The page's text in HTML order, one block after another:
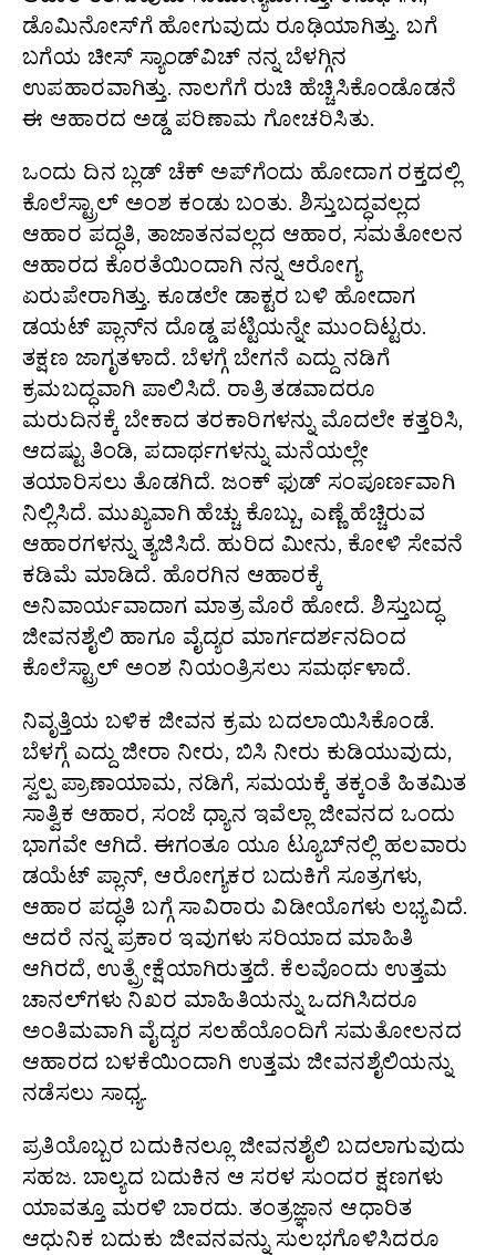
ಡೊಮಿನೋಸ್‌ಗೆ ಹೋಗುವುದು ರೂಢಿಯಾಗಿತ್ತು. ಬಗೆ
ಬಗೆಯ ಚೀಸ್ ಸ್ಯಾಂಡ್‌ವಿಚ್ ನನ್ನ ಬೆಳಗ್ಗಿನ
ಉಪಹಾರವಾಗಿತ್ತು. ನಾಲಗೆಗೆ ರುಚಿ ಹೆಚ್ಚಿಸಿಕೊಂಡೊಡನೆ
ಈ ಆಹಾರದ ಅಡ್ಡ ಪರಿಣಾಮ ಗೋಚರಿಸಿತು.
ಒಂದು ದಿನ ಬ್ಲಡ್ ಚೆಕ್ ಅಪ್‌ಗೆಂದು ಹೋದಾಗ ರಕ್ತದಲ್ಲಿ
ಕೊಲೆಸ್ಟ್ರಾಲ್ ಅಂಶ ಕಂಡು ಬಂತು. ಶಿಸ್ತುಬದ್ಧವಲ್ಲದ
ಆಹಾರ ಪದ್ಧತಿ, ತಾಜಾತನವಲ್ಲದ ಆಹಾರ, ಸಮತೋಲನ
ಆಹಾರದ ಕೊರತೆಯಿಂದಾಗಿ ನನ್ನ ಆರೋಗ್ಯ
ಏರುಪೇರಾಗಿತ್ತು. ಕೂಡಲೇ ಡಾಕ್ಟರ ಬಳಿ ಹೋದಾಗ
ಡಯಟ್ ಪ್ಲಾನ್‌ನ ದೊಡ್ಡ ಪಟ್ಟಿಯನ್ನೇ ಮುಂದಿಟ್ಟರು.
ತಕ್ಷಣ ಜಾಗೃತಳಾದೆ. ಬೆಳಗ್ಗೆ ಬೇಗನೆ ಎದ್ದು ನಡಿಗೆ
ಕ್ರಮಬದ್ಧವಾಗಿ ಪಾಲಿಸಿದೆ. ರಾತ್ರಿ ತಡವಾದರೂ
ಮರುದಿನಕ್ಕೆ ಬೇಕಾದ ತರಕಾರಿಗಳನ್ನು ಮೊದಲೇ ಕತ್ತರಿಸಿ,
ಆದಷ್ಟು ತಿಂಡಿ, ಪದಾರ್ಥಗಳನ್ನು ಮನೆಯಲ್ಲೇ
ತಯಾರಿಸಲು ತೊಡಗಿದೆ. ಜಂಕ್ ಫುಡ್ ಸಂಪೂರ್ಣವಾಗಿ
ನಿಲ್ಲಿಸಿದೆ. ಮುಖ್ಯವಾಗಿ ಹೆಚ್ಚು ಕೊಬ್ಬು, ಎಣ್ಣೆ ಹೆಚ್ಚಿರುವ
ಆಹಾರಗಳನ್ನು ತ್ಯಜಿಸಿದೆ. ಹುರಿದ ಮೀನು, ಕೋಳಿ ಸೇವನೆ
ಕಡಿಮೆ ಮಾಡಿದೆ. ಹೊರಗಿನ ಆಹಾರಕ್ಕೆ
ಅನಿವಾರ್ಯವಾದಾಗ ಮಾತ್ರ ಮೊರೆ ಹೋದೆ. ಶಿಸ್ತುಬದ್ಧ
ಜೀವನಶೈಲಿ ಹಾಗೂ ವೈದ್ಯರ ಮಾರ್ಗದರ್ಶನದಿಂದ
ಕೊಲೆಸ್ಟ್ರಾಲ್ ಅಂಶ ನಿಯಂತ್ರಿಸಲು ಸಮರ್ಥಳಾದೆ.
ನಿವೃತ್ತಿಯ ಬಳಿಕ ಜೀವನ ಕ್ರಮ ಬದಲಾಯಿಸಿಕೊಂಡೆ.
ಬೆಳಗ್ಗೆ ಎದ್ದು ಜೀರಾ ನೀರು, ಬಿಸಿ ನೀರು ಕುಡಿಯುವುದು,
ಸ್ವಲ್ಪ ಪ್ರಾಣಾಯಾಮ, ನಡಿಗೆ, ಸಮಯಕ್ಕೆ ತಕ್ಕಂತೆ ಹಿತಮಿತ
ಸಾತ್ವಿಕ ಆಹಾರ, ಸಂಜೆ ಧ್ಯಾನ ಇವೆಲ್ಲಾ ಜೀವನದ ಒಂದು
ಭಾಗವೇ ಆಗಿದೆ. ಈಗಂತೂ ಯೂ ಟ್ಯೂಬ್‌ನಲ್ಲಿ ಹಲವಾರು
ಡಯೆಟ್ ಪ್ಲಾನ್, ಆರೋಗ್ಯಕರ ಬದುಕಿಗೆ ಸೂತ್ರಗಳು,
ಆಹಾರ ಪದ್ಧತಿ ಬಗ್ಗೆ ಸಾವಿರಾರು ವಿಡೀಯೊಗಳು ಲಭ್ಯವಿದೆ.
ಆದರೆ ನನ್ನ ಪ್ರಕಾರ ಇವುಗಳು ಸರಿಯಾದ ಮಾಹಿತಿ
ಆಗಿರದೆ, ಉತ್ಪ್ರೇಕ್ಷೆಯಾಗಿರುತ್ತದೆ. ಕೆಲವೊಂದು ಉತ್ತಮ
ಚಾನಲ್‌ಗಳು ನಿಖರ ಮಾಹಿತಿಯನ್ನು ಒದಗಿಸಿದರೂ
ಅಂತಿಮವಾಗಿ ವೈದ್ಯರ ಸಲಹೆಯೊಂದಿಗೆ ಸಮತೋಲನದ
ಆಹಾರದ ಬಳಕೆಯಿಂದಾಗಿ ಉತ್ತಮ ಜೀವನಶೈಲಿಯನ್ನು
ನಡೆಸಲು ಸಾಧ್ಯ.
ಪ್ರತಿಯೊಬ್ಬರ ಬದುಕಿನಲ್ಲೂ ಜೀವನಶೈಲಿ ಬದಲಾಗುವುದು
ಸಹಜ. ಬಾಲ್ಯದ ಬದುಕಿನ ಆ ಸರಳ ಸುಂದರ ಕ್ಷಣಗಳು
ಯಾವತ್ತೂ ಮರಳಿ ಬಾರದು. ತಂತ್ರಜ್ಞಾನ ಆಧಾರಿತ
ಆಧುನಿಕ ಬದುಕು ಜೀವನವನ್ನು ಸುಲಭಗೊಳಿಸಿದರೂ